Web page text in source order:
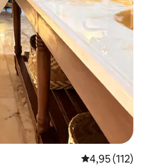
Средна
4,95 (112)